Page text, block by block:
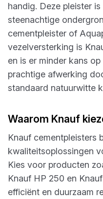
handig. Deze pleister
steenachtige
cementpleister of
vezelversterking is
en is er minder kans
prachtige afwerking
standaard natuurwitte
Waarom Knauf
Knauf cementpleisters
kwaliteitsoplossingen
Kies voor producten
Knauf HP 250 en
efficiënt en duurzaam